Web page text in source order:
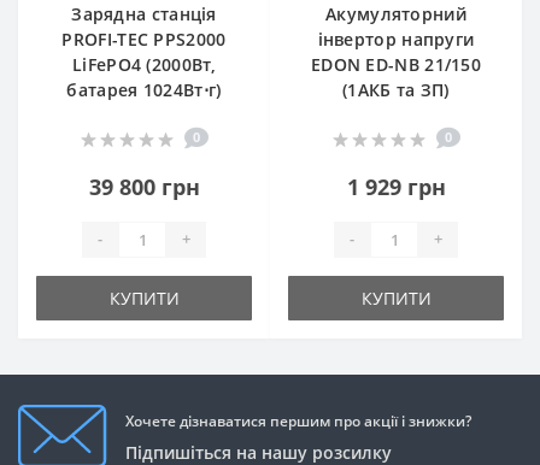
Зарядна станція
PROFI-TEC PPS2000
LiFePO4 (2000Вт,
батарея 1024Вт⋅г)
0
39 800 грн
- +
КУПИТИ
Акумуляторний
інвертор напруги
EDON ED-NB 21/150
(1АКБ та ЗП)
0
1 929 грн
- +
КУПИТИ
Хочете дізнаватися першим про акції і знижки?
Підпишіться на нашу розсилку